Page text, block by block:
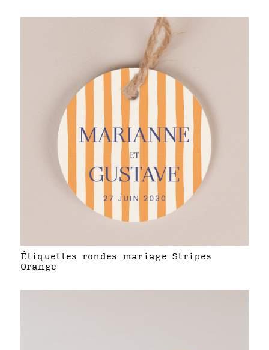
Étiquettes rondes mariage Stripes
Orange